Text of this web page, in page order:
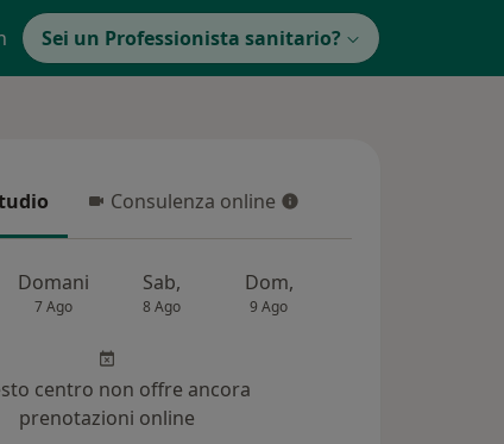
Sei un Professionista sanitario?
Consulenza online
Consulenza online
Domani
7 Ago
Sab,
8 Ago
Dom,
9 Ago
centro non offre ancora
prenotazioni online